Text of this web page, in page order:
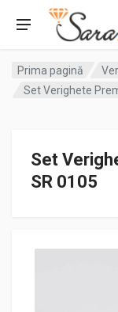
Prima pagină
Set Verighete
Set
SR 0105